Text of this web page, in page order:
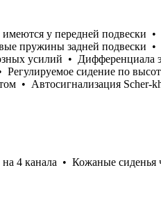
у передней подвески
пружины задней подвески •
усилий • Дифференциала
сидение по
• Автосигнализация Scher-
4 канала • Кожаные